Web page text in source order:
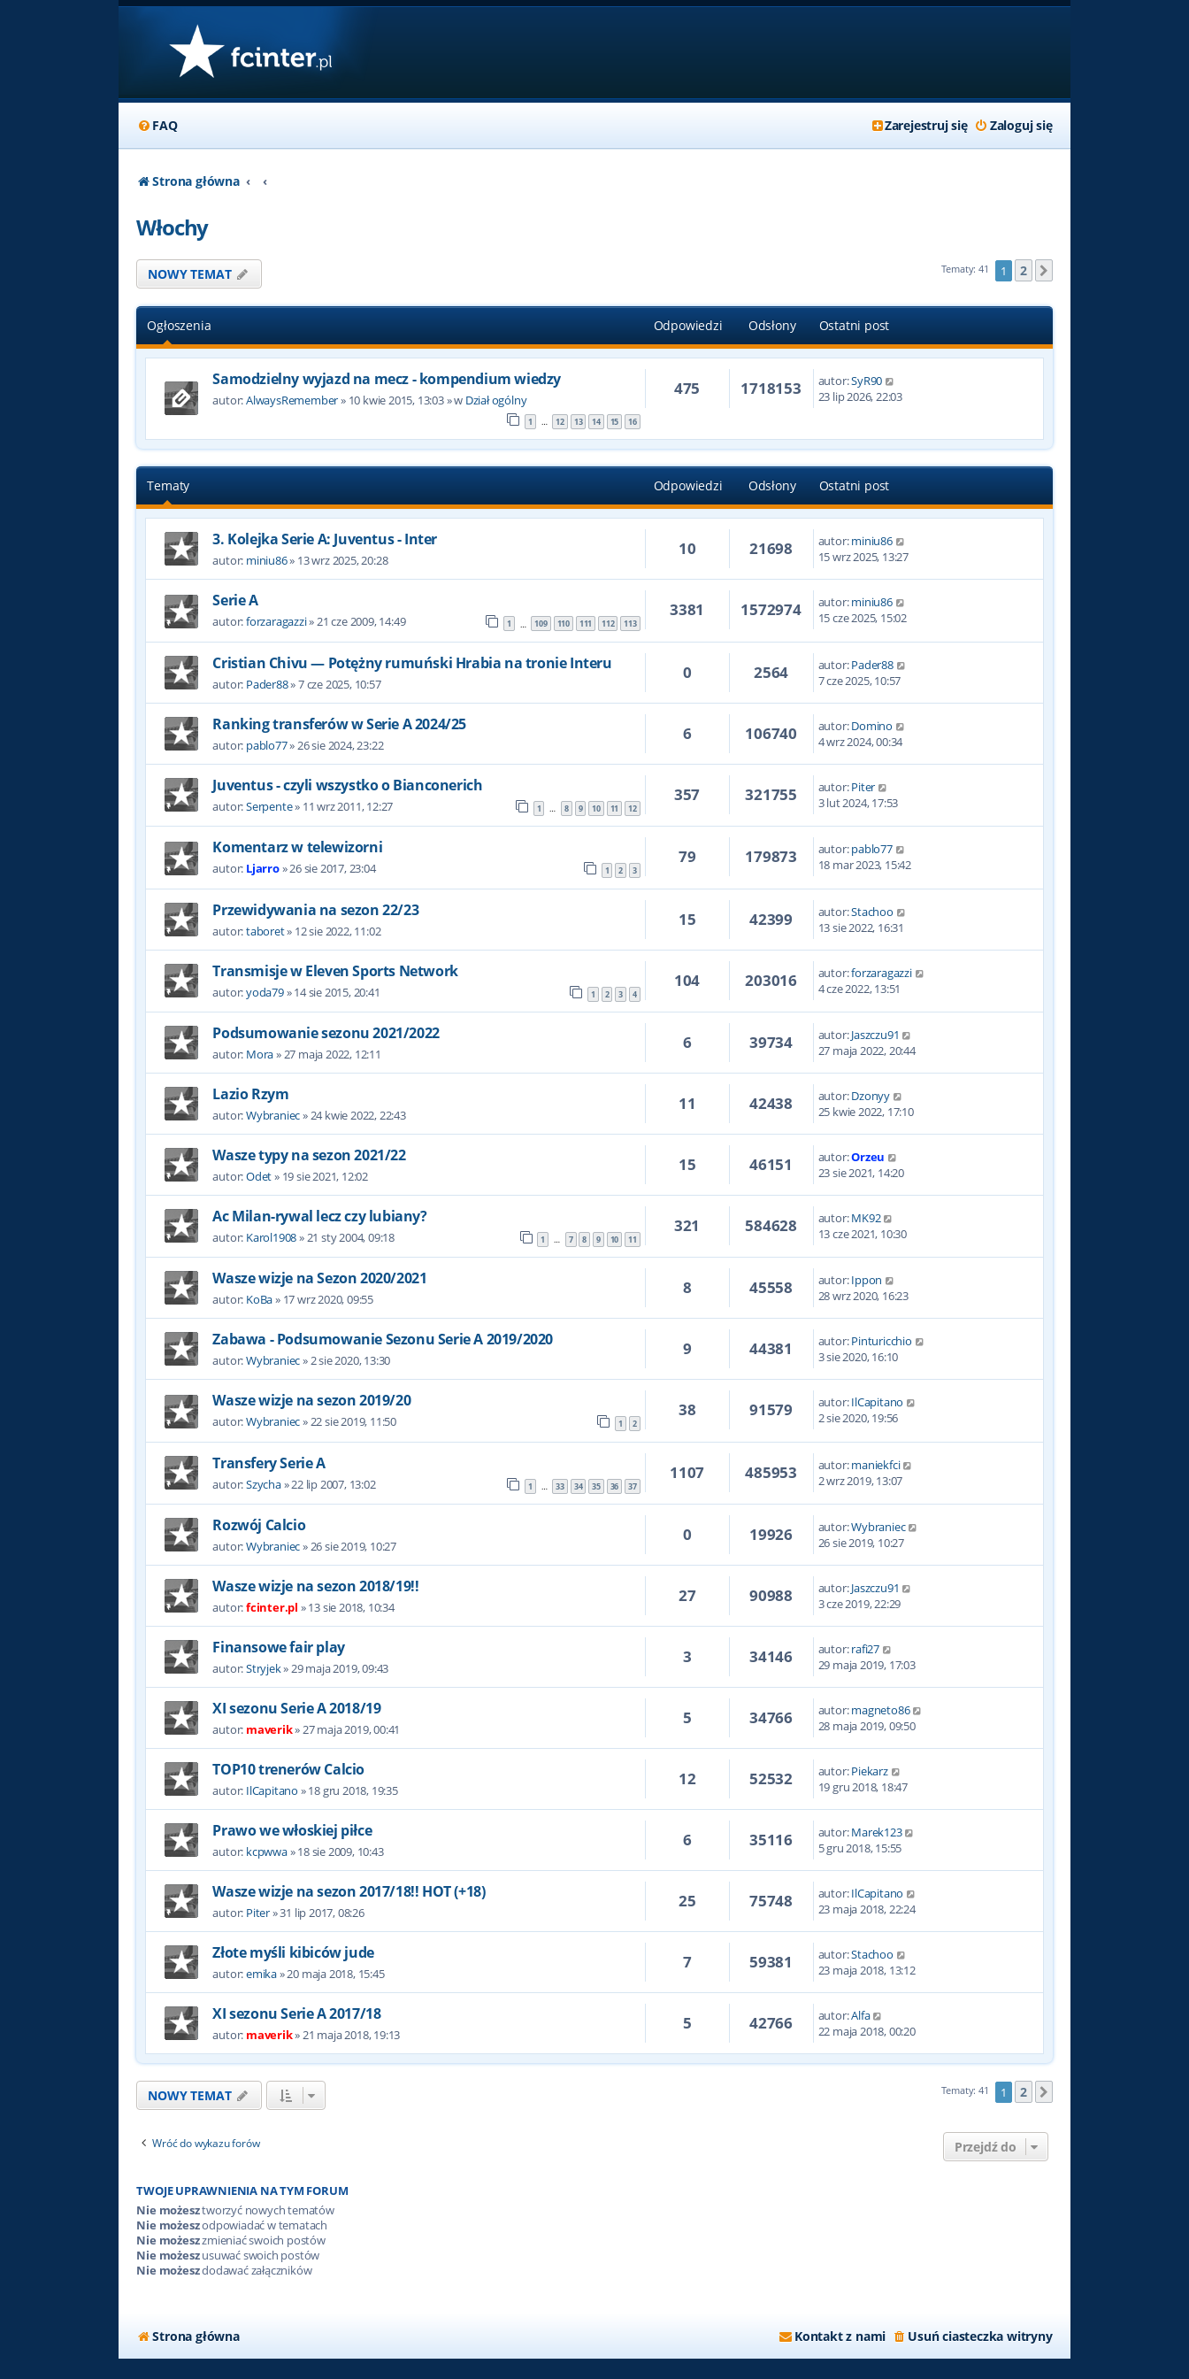
FAQ Zaloguj się
Zarejestruj się
Strona główna
Włochy
NOWY TEMAT Tematy: 41 1 2
Ogłoszenia Odpowiedzi Odsłony Ostatni post
Samodzielny wyjazd na mecz - kompendium wiedzy
autor:AlwaysRemember» 10 kwie 2015, 13:03» w Dział ogólny
1 … 12 13 14 15 16
475 1718153 autor:SyR90
23 lip 2026, 22:03
Tematy Odpowiedzi Odsłony Ostatni post
3. Kolejka Serie A: Juventus - Inter
autor: miniu86» 13 wrz 2025, 20:28
10 21698 autor:miniu86
15 wrz 2025, 13:27
Serie A
autor:forzaragazzi»21 cze 2009, 14:49 1 … 109 110 111 112 113
3381 1572974 autor:miniu86
15 cze 2025, 15:02
Cristian Chivu — Potężny rumuński Hrabia na tronie Interu
autor: Pader88»7 cze 2025, 10:57
0 2564 autor:Pader88
7 cze 2025, 10:57
Ranking transferów w Serie A 2024/25
autor: pablo77»26 sie 2024, 23:22
6 106740 autor:Domino
4 wrz 2024, 00:34
Juventus - czyli wszystko o Bianconerich
autor:Serpente» 11 wrz 2011, 12:27 1 … 8 9 10 11 12
357 321755 autor:Piter
3 lut 2024, 17:53
Komentarz w telewizorni
autor: Ljarro»26 sie 2017, 23:04 1 2 3
79 179873 autor:pablo77
18 mar 2023, 15:42
Przewidywania na sezon 22/23
autor:taboret» 12 sie 2022, 11:02
15 42399 autor:Stachoo
13 sie 2022, 16:31
Transmisje w Eleven Sports Network
autor:yoda79»14 sie 2015, 20:41 1 2 3 4
104 203016 autor:forzaragazzi
4 cze 2022, 13:51
Podsumowanie sezonu 2021/2022
autor: Mora»27 maja 2022, 12:11
6 39734 autor:Jaszczu91
27 maja 2022, 20:44
Lazio Rzym
autor:Wybraniec»24 kwie 2022, 22:43
11 42438 autor:Dzonyy
25 kwie 2022, 17:10
Wasze typy na sezon 2021/22
autor:Odet» 19 sie 2021, 12:02
15 46151 autor:Orzeu
23 sie 2021, 14:20
Ac Milan-rywal lecz czy lubiany?
autor: Karol1908»21 sty 2004, 09:18 1 … 7 8 9 10 11
321 584628 autor:MK92
13 cze 2021, 10:30
Wasze wizje na Sezon 2020/2021
autor: KoBa» 17 wrz 2020, 09:55
8 45558 autor:Ippon
28 wrz 2020, 16:23
Zabawa - Podsumowanie Sezonu Serie A 2019/2020
autor:Wybraniec»2 sie 2020, 13:30
9 44381 autor:Pinturicchio
3 sie 2020, 16:10
Wasze wizje na sezon 2019/20
autor:Wybraniec»22 sie 2019, 11:50 1 2
38 91579 autor:IlCapitano
2 sie 2020, 19:56
Transfery Serie A
autor:Szycha»22 lip 2007, 13:02 1 … 33 34 35 36 37
1107 485953 autor:maniekfci
2 wrz 2019, 13:07
Rozwój Calcio
autor:Wybraniec»26 sie 2019, 10:27
0 19926 autor:Wybraniec
26 sie 2019, 10:27
Wasze wizje na sezon 2018/19!!
autor:fcinter.pl »13 sie 2018, 10:34
27 90988 autor:Jaszczu91
3 cze 2019, 22:29
Finansowe fair play
autor:Stryjek»29 maja 2019, 09:43
3 34146 autor:rafi27
29 maja 2019, 17:03
XI sezonu Serie A 2018/19
autor: maverik»27 maja 2019, 00:41
5 34766 autor:magneto86
28 maja 2019, 09:50
TOP10 trenerów Calcio
autor: IlCapitano »18 gru 2018, 19:35
12 52532 autor:Piekarz
19 gru 2018, 18:47
Prawo we włoskiej piłce
autor: kcpwwa»18 sie 2009, 10:43
6 35116 autor:Marek123
5 gru 2018, 15:55
Wasze wizje na sezon 2017/18!! HOT (+18)
autor: Piter»31 lip 2017, 08:26
25 75748 autor:IlCapitano
23 maja 2018, 22:24
Złote myśli kibiców jude
autor:emika»20 maja 2018, 15:45
7 59381 autor:Stachoo
23 maja 2018, 13:12
XI sezonu Serie A 2017/18
autor: maverik»21 maja 2018, 19:13
5 42766 autor:Alfa
22 maja 2018, 00:20
NOWY TEMAT Tematy: 41 1 2
Wróć do wykazu forów Przejdź do
TWOJE UPRAWNIENIA NA TYM FORUM
Nie możesztworzyć nowych tematów
Nie możeszodpowiadać w tematach
Nie możeszzmieniać swoich postów
Nie możeszusuwać swoich postów
Nie możeszdodawać załączników
Strona główna Usuń ciasteczka witryny
Kontakt z nami